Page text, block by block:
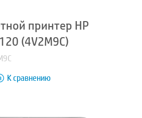
принтер HP
(4V2M9C)
К сравнению